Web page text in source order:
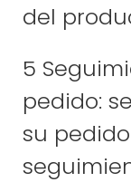
del
5
pedido:
su